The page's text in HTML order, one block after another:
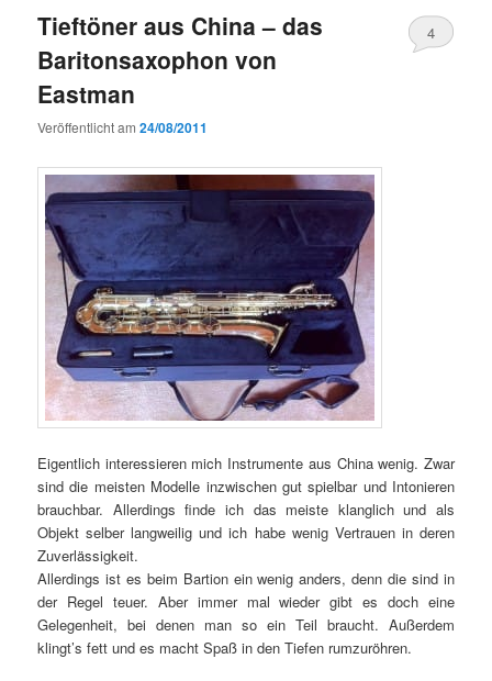
Tieftöner aus China – das
Baritonsaxophon von
Eastman
Veröffentlicht am24/08/2011
4
Eigentlich interessieren mich Instrumente aus China wenig. Zwar
sind die meisten Modelle inzwischen gut spielbar und Intonieren
brauchbar. Allerdings finde ich das meiste klanglich und als
Objekt selber langweilig und ich habe wenig Vertrauen in deren
Zuverlässigkeit.
Allerdings ist es beim Bartion ein wenig anders, denn die sind in
der Regel teuer. Aber immer mal wieder gibt es doch eine
Gelegenheit, bei denen man so ein Teil braucht. Außerdem
klingt’s fett und es macht Spaß in den Tiefen rumzuröhren.